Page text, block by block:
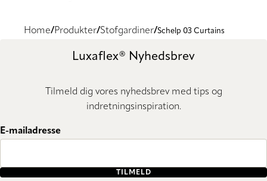
Home Produkter Stofgardiner Schelp 03 Curtains
Luxaflex® Nyhedsbrev
Tilmeld dig vores nyhedsbrev med tips og
indretningsinspiration.
E-mailadresse
TILMELD